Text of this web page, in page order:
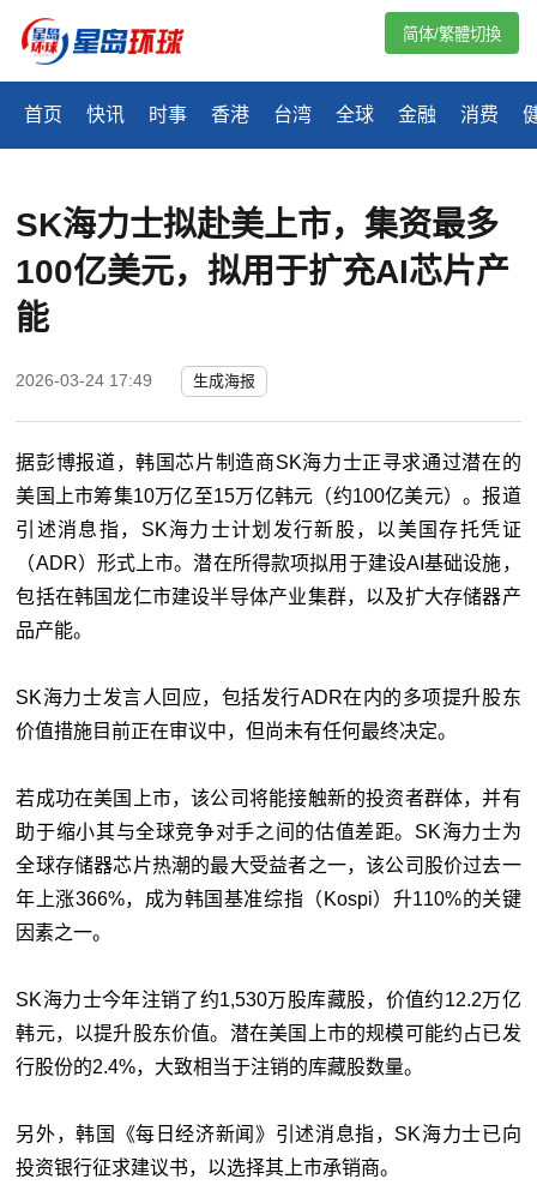
首页 快讯 时事 香港 台湾 全球 金融 消费
简体/繁體切換
SK海力士拟赴美上市，集资最多
100亿美元，拟用于扩充AI芯片产
能
2026-03-24 17:49 生成海报
据彭博报道，韩国芯片制造商SK海力士正寻求通过潜在的
美国上市筹集10万亿至15万亿韩元（约100亿美元）。报道
引述消息指， SK海力士计划发行新股，以美国存托凭证
（ADR）形式上市。潜在所得款项拟用于建设AI 基础设施，
包括在韩国龙仁市建设半导体产业集群，以及扩大存储器产
品产能。
SK海力士发言人回应，包括发行ADR在内的多项提升股东
价值措施目前正在审议中，但尚未有任何最终决定。
若成功在美国上市，该公司将能接触新的投资者群体，并有
助于缩小其与全球竞争对手之间的估值差距。SK海力士为
全球存储器芯片热潮的最大受益者之一，该公司股价过去一
年上涨366%，成为韩国基准综指（Kospi）升110%的关键
因素之一。
SK海力士今年注销了约1,530万股库藏股，价值约12.2万亿
韩元，以提升股东价值。潜在美国上市的规模可能约占已发
行股份的2.4%，大致相当于注销的库藏股数量。
另外，韩国《每日经济新闻》引述消息指，SK海力士已向
投资银行征求建议书，以选择其上市承销商。